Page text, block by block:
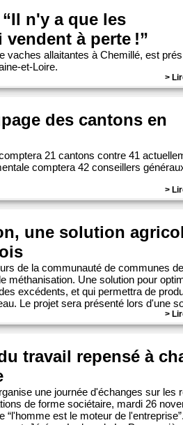
n'y a que les
à perte !”
vaches allaitantes à Chemillé, est
et-Loire.
>
des cantons en
21 cantons contre 41
comptera 42 conseillers
>
une solution
de la communauté de communes de
méthanisation. Une solution pour
excédents, et qui permettra de
Le projet sera présenté lors d'une
>
travail repensé à
une journée d'échanges sur les
de forme sociétaire, mardi 26
“l'homme est le moteur de